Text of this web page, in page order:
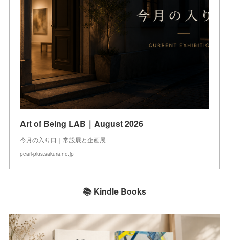
Art of Being LAB｜August 2026
今月の入り口｜常設展と企画展
pearl-plus.sakura.ne.jp
📚 Kindle Books